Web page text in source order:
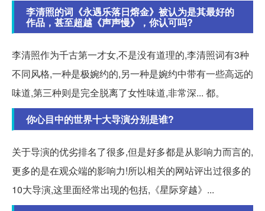
李清照的词《永遇乐落日熔金》被认为是其最好的
作品，甚至超越《声声慢》，你认可吗?
李清照作为千古第一才女,不是没有道理的,李清照词有3种
不同风格,一种是极婉约的,另一种是婉约中带有一些高远的
味道,第三种则是完全脱离了女性味道,非常深... 都。
你心目中的世界十大导演分别是谁?
关于导演的优劣排名了很多,但是好多都是从影响力而言的,
更多的是在观众端的影响力!所以相关的网站评出过很多的
10大导演,这里面经常出现的包括,《星际穿越》...